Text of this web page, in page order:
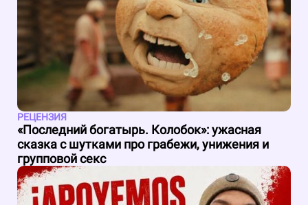
РЕЦЕНЗИЯ
«Последний богатырь. Колобок»: ужасная
сказка с шутками про грабежи, унижения и
групповой секс